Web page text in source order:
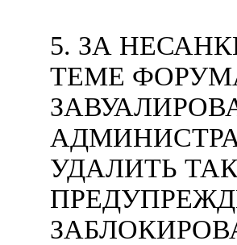
5. ЗА
ТЕМЕ
УДАЛИТЬ